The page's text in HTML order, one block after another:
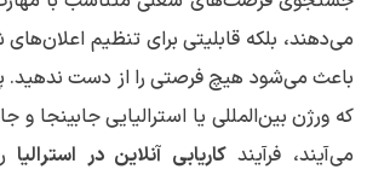
می‌دهند، بلکه قابلیتی برای تنظیم اعلان‌های
باعث می‌شود هیچ فرصتی را از دست ندهید.
که ورژن بین‌المللی یا استرالیایی جابینجا
می‌آیند، فرآیندکاریابی آنلاین در استرالیا